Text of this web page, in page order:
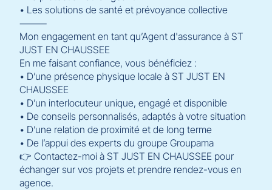
• Les solutions de santé et prévoyance collective
⸻
Mon engagement en tant qu’Agent d'assurance à ST
JUST EN CHAUSSEE
En me faisant confiance, vous bénéficiez :
• D’une présence physique locale à ST JUST EN
CHAUSSEE
• D’un interlocuteur unique, engagé et disponible
• De conseils personnalisés, adaptés à votre situation
• D’une relation de proximité et de long terme
• De l’appui des experts du groupe Groupama
👉 Contactez-moi à ST JUST EN CHAUSSEE pour
échanger sur vos projets et prendre rendez-vous en
agence.